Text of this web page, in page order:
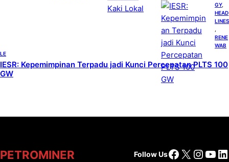
GY
HEAD
LINES
RENE
WAB
LE
IESR: Kepemimpinan Terpadu jadi Kunci Percepatan PLTS 100
GW
PETROMINER Follow UsFacebook
X